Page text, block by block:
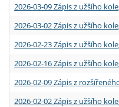
2026-03-09 Zápis z užšího
2026-03-02 Zápis z užšího
2026-02-23 Zápis z užšího
2026-02-16 Zápis z užšího
2026-02-09 Zápis z
2026-02-02 Zápis z užšího